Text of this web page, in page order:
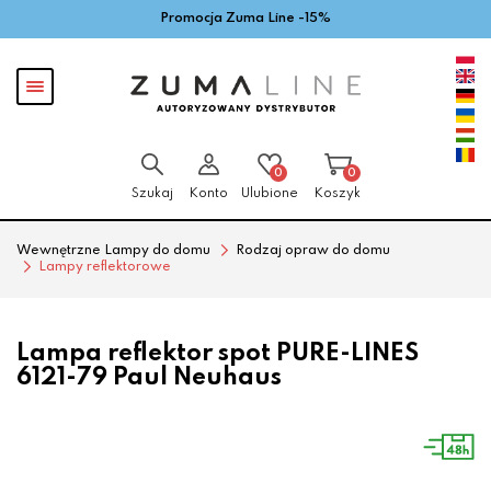
Przejdź
głównego
Przejdź
menu
stopce
Promocja Zuma Line -15%
Pokaż
menu
Szukaj Konto
0
Ulubione
0
Koszyk
Wewnętrzne Lampy do domu
Rodzaj opraw do domu
Lampy reflektorowe
Lampa reflektor spot PURE-LINES
6121-79 Paul Neuhaus